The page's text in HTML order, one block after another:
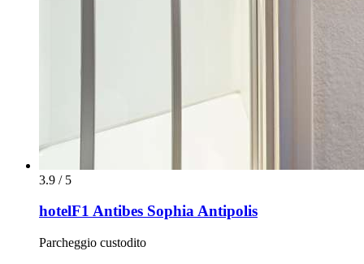
3.9 / 5
hotelF1 Antibes Sophia Antipolis
Parcheggio custodito